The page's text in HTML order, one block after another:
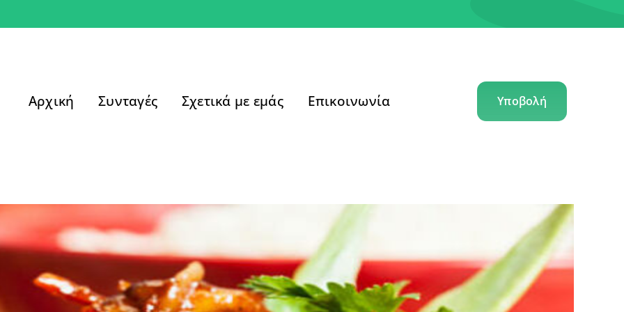
Αρχική Συνταγές Σχετικά με εμάς Επικοινωνία Υποβολή